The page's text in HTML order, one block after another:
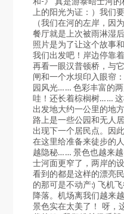
上的阳光为证：）我们
（我们在河的左岸，因
餐厅就是上次被雨淋湿
照片是为了让这个故事
我们出发吧！岸边停靠
再看一眼汉普顿桥，与
闸和一个水坝印入眼帘
园风光…… 色彩丰富的两
哇！还长着棕榈树……
出发地大约一公里的地
路上是一些公园和无人
出现下一个居民点。因
在这里给准备来徒步的
越隐秘…… 景色也越来
士河面更窄了，两岸的
看到的都是这样的漂亮
的那可是不动产:) 飞机
降落。机场离我们越来
景色实在太美了！ 呀，